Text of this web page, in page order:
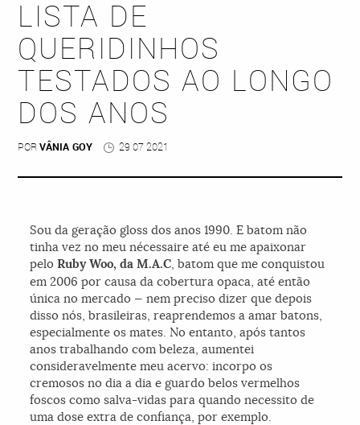
LISTA DE
QUERIDINHOS
TESTADOS AO LONGO
DOS ANOS
PORVÂNIA GOY 29 07 2021
Sou da geração gloss dos anos 1990. E batom não
tinha vez no meu nécessaire até eu me apaixonar
peloRuby Woo, da M.A.C , batom que me conquistou
em 2006 por causa da cobertura opaca, até então
única no mercado — nem preciso dizer que depois
disso nós, brasileiras, reaprendemos a amar batons,
especialmente os mates. No entanto, após tantos
anos trabalhando com beleza, aumentei
consideravelmente meu acervo: incorpo os
cremosos no dia a dia e guardo belos vermelhos
foscos como salva-vidas para quando necessito de
uma dose extra de confiança, por exemplo.